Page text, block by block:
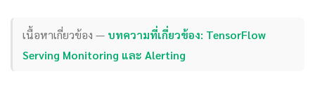
เนื้อหาเกี่ยวข้อง — บทความที่เกี่ยวข้อง: TensorFlow
Serving Monitoring และ Alerting